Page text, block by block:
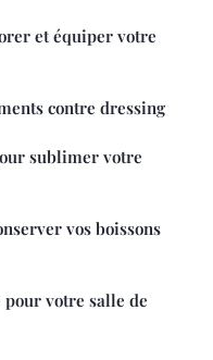
et équiper votre
contre dressing
sublimer votre
vos boissons
votre salle de